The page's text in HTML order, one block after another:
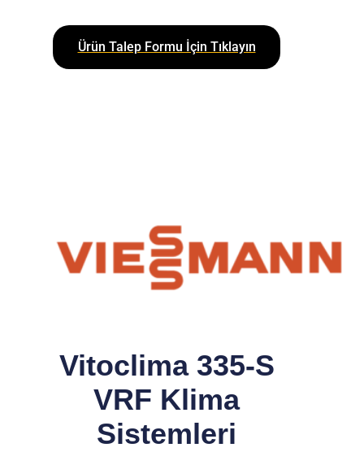
Ürün Talep Formu İçin Tıklayın
Vitoclima 335-S
VRF Klima
Sistemleri